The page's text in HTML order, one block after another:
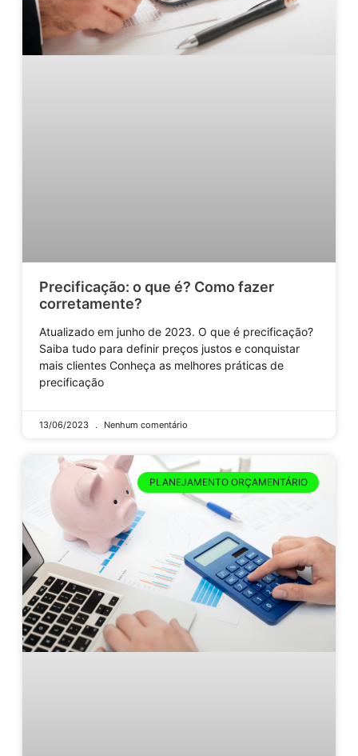
Precificação: o que é? Como fazer
corretamente?
Atualizado em junho de 2023. O que é precificação?
Saiba tudo para definir preços justos e conquistar
mais clientes Conheça as melhores práticas de
precificação
13/06/2023 Nenhum comentário
PLANEJAMENTO ORÇAMENTÁRIO